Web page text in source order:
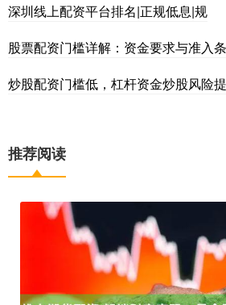
深圳线上配资平台排名|正规低息|规
股票配资门槛详解：资金要求与准入
炒股配资门槛低，杠杆资金炒股风险
推荐阅读